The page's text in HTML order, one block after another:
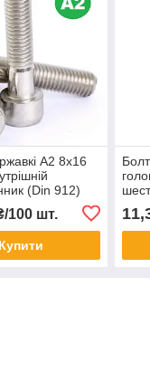
А2 8х16
(Din 912)
100 шт.
Купити